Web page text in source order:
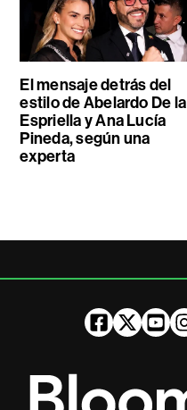
El mensaje detrás del
estilo de Abelardo De la
Espriella y Ana Lucía
Pineda, según una
experta